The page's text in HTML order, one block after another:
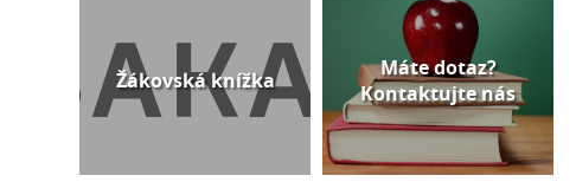
Žákovská knížka
Máte dotaz?
Kontaktujte nás